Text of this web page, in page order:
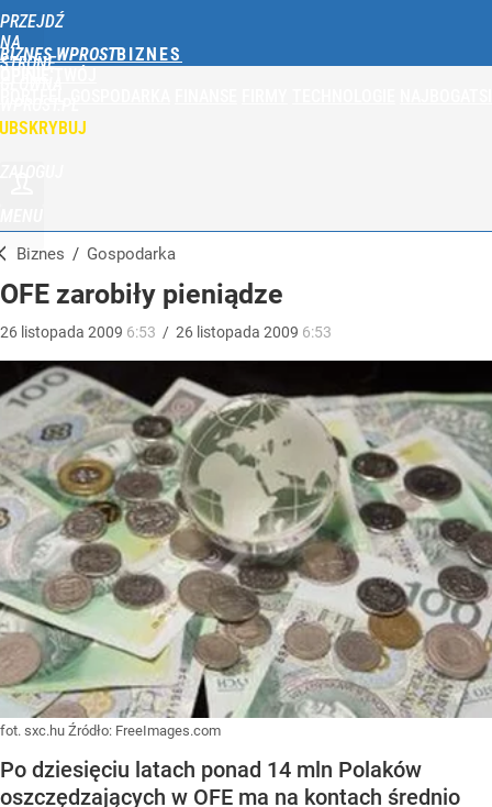
PRZEJDŹ
NA
STRONĘ
BIZNES WPROST
Biznes / Gospodarka
OFE zarobiły pieniądze
26 listopada 2009 6:53 / 26 listopada 2009 6:53
fot. sxc.hu Źródło: FreeImages.com
Po dziesięciu latach ponad 14 mln Polaków
oszczędzających w OFE ma na kontach średnio